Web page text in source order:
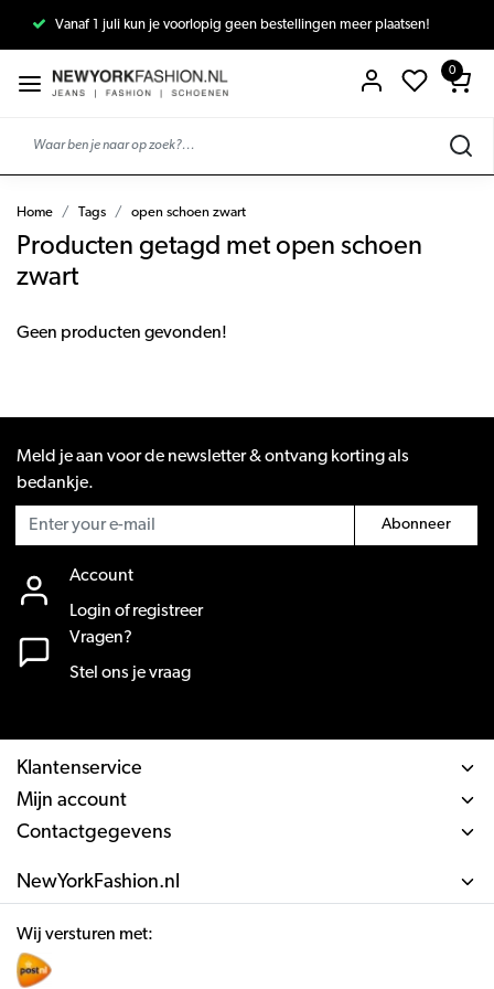
Vanaf 1 juli kun je voorlopig geen bestellingen meer plaatsen!
0
Home Tags open schoen zwart
Producten getagd met open schoen
zwart
Geen producten gevonden!
Meld je aan voor de newsletter & ontvang korting als
bedankje.
Abonneer
Account
Login of registreer
Vragen?
Stel ons je vraag
Klantenservice
Mijn account
Contactgegevens
NewYorkFashion.nl
Wij versturen met: